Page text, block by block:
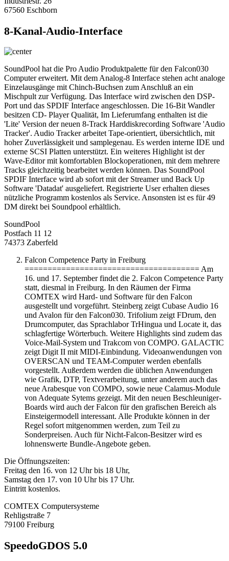
67560 Eschborn
8-Kanal-Audio-Interface
SoundPool hat die Pro Audio Produktpalette für den Falcon030
Computer erweitert. Mit dem Analog-8 Interface stehen acht analoge
Einzelausgänge mit Chinch-Buchsen zum Anschluß an ein
Mischpult zur Verfügung. Das Interface wird zwischen den DSP-
Port und das SPDIF Interface angeschlossen. Die 16-Bit Wandler
besitzen CD- Player Qualität, Im Lieferumfang enthalten ist die
'Lite' Version der neuen 8-Track Harddiskrecording Software 'Audio
Tracker'. Audio Tracker arbeitet Tape-orientiert, übersichtlich, mit
hoher Zuverlässigkeit und samplegenau. Es werden interne IDE und
externe SCSI Platten unterstützt. Ein weiteres Highlight ist der
Wave-Editor mit komfortablen Blockoperationen, mit dem mehrere
Tracks gleichzeitig bearbeitet werden können. Das SoundPool
SPDIF Interface wird ab sofort mit der Streamer und Back Up
Software 'Datadat' ausgeliefert. Registrierte User erhalten dieses
nützliche Programm kostenlos als Service. Ansonsten ist es für 49
DM direkt bei Soundpool erhältlich.
SoundPool
Postfach 11 12
74373 Zaberfeld
Falcon Competence Party in Freiburg
====================================== Am
16. und 17. September findet die 2. Falcon Competence Party
statt, diesmal in Freiburg. In den Räumen der Firma
COMTEX wird Hard- und Software für den Falcon
ausgestellt und vorgeführt. Steinberg zeigt Cubase Audio 16
und Avalon für den Falcon030. Trifolium zeigt FDrum, den
Drumcomputer, das Sprachlabor TrHingua und Locate it, das
schlagfertige Wörterbuch. Weitere Highlights sind zudem das
Voice-Mail-System und Trakcom von COMPO. GALACTIC
zeigt Digit II mit MIDI-Einbindung. Videoanwendungen von
OVERSCAN und TEAM-Computer werden ebenfalls
vorgestellt. Außerdem werden die üblichen Anwendungen
wie Grafik, DTP, Textverarbeitung, unter anderem auch das
neue Arabesque von COMPO, sowie neue Calamus-Module
von Adequate Sytems gezeigt. Mit den neuen Beschleuniger-
Boards wird auch der Falcon für den grafischen Bereich als
Einsteigermodell interessant. Alle Produkte können in der
Regel sofort mitgenommen werden, zum Teil zu
Sonderpreisen. Auch für Nicht-Falcon-Besitzer wird es
lohnenswerte Bundle-Angebote geben.
Die Öffnungszeiten:
Freitag den 16. von 12 Uhr bis 18 Uhr,
Samstag den 17. von 10 Uhr bis 17 Uhr.
Eintritt kostenlos.
COMTEX Computersysteme
Rehligstraße 7
79100 Freiburg
SpeedoGDOS 5.0